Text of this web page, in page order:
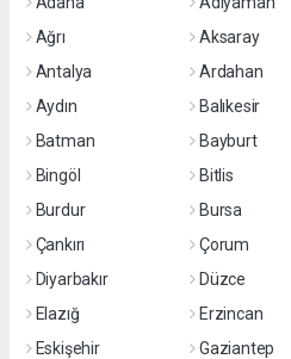
Ağrı
Aksaray
Antalya
Ardahan
Aydın
Balıkesir
Batman
Bayburt
Bingöl
Bitlis
Burdur
Bursa
Çankırı
Çorum
Diyarbakır
Düzce
Elazığ
Erzincan
Eskişehir
Gaziantep